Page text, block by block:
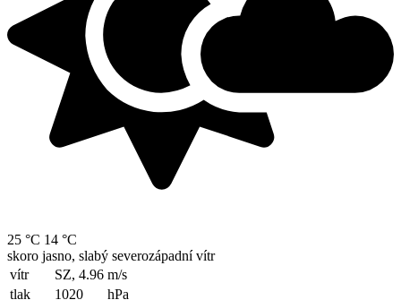
25 °C 14 °C
skoro jasno, slabý severozápadní vítr
vítr
SZ, 4.96 m/s
tlak
1020 hPa